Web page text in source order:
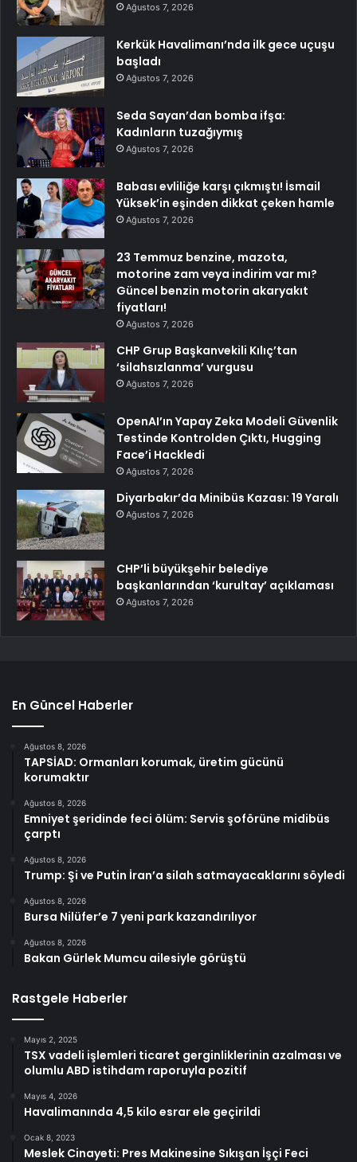
Ağustos 7, 2026
Kerkük Havalimanı’nda ilk gece uçuşu
başladı
Ağustos 7, 2026
Seda Sayan’dan bomba ifşa:
Kadınların tuzağıymış
Ağustos 7, 2026
Babası evliliğe karşı çıkmıştı! İsmail
Yüksek’in eşinden dikkat çeken hamle
Ağustos 7, 2026
23 Temmuz benzine, mazota,
motorine zam veya indirim var mı?
Güncel benzin motorin akaryakıt
fiyatları!
Ağustos 7, 2026
CHP Grup Başkanvekili Kılıç’tan
‘silahsızlanma’ vurgusu
Ağustos 7, 2026
OpenAI’ın Yapay Zeka Modeli Güvenlik
Testinde Kontrolden Çıktı, Hugging
Face’i Hackledi
Ağustos 7, 2026
Diyarbakır’da Minibüs Kazası: 19 Yaralı
Ağustos 7, 2026
CHP’li büyükşehir belediye
başkanlarından ‘kurultay’ açıklaması
Ağustos 7, 2026
En Güncel Haberler
Ağustos 8, 2026
TAPSİAD: Ormanları korumak, üretim gücünü
korumaktır
Ağustos 8, 2026
Emniyet şeridinde feci ölüm: Servis şoförüne midibüs
çarptı
Ağustos 8, 2026
Trump: Şi ve Putin İran’a silah satmayacaklarını söyledi
Ağustos 8, 2026
Bursa Nilüfer’e 7 yeni park kazandırılıyor
Ağustos 8, 2026
Bakan Gürlek Mumcu ailesiyle görüştü
Rastgele Haberler
Mayıs 2, 2025
TSX vadeli işlemleri ticaret gerginliklerinin azalması ve
olumlu ABD istihdam raporuyla pozitif
Mayıs 4, 2026
Havalimanında 4,5 kilo esrar ele geçirildi
Ocak 8, 2023
Meslek Cinayeti: Pres Makinesine Sıkışan İşçi Feci